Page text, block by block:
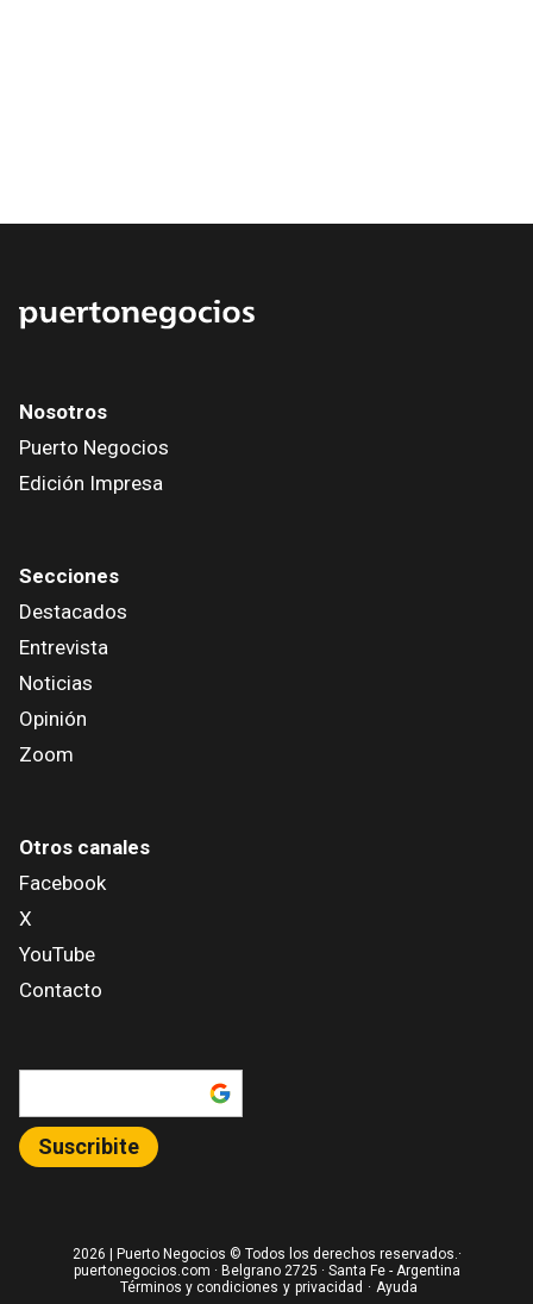
Nosotros
Puerto Negocios
Edición Impresa
Secciones
Destacados
Entrevista
Noticias
Opinión
Zoom
Otros canales
Facebook
X
YouTube
Contacto
Suscribite
2026 | Puerto Negocios © Todos los derechos reservados.·
puertonegocios.com · Belgrano 2725 · Santa Fe - Argentina
Términos y condiciones y privacidad · Ayuda